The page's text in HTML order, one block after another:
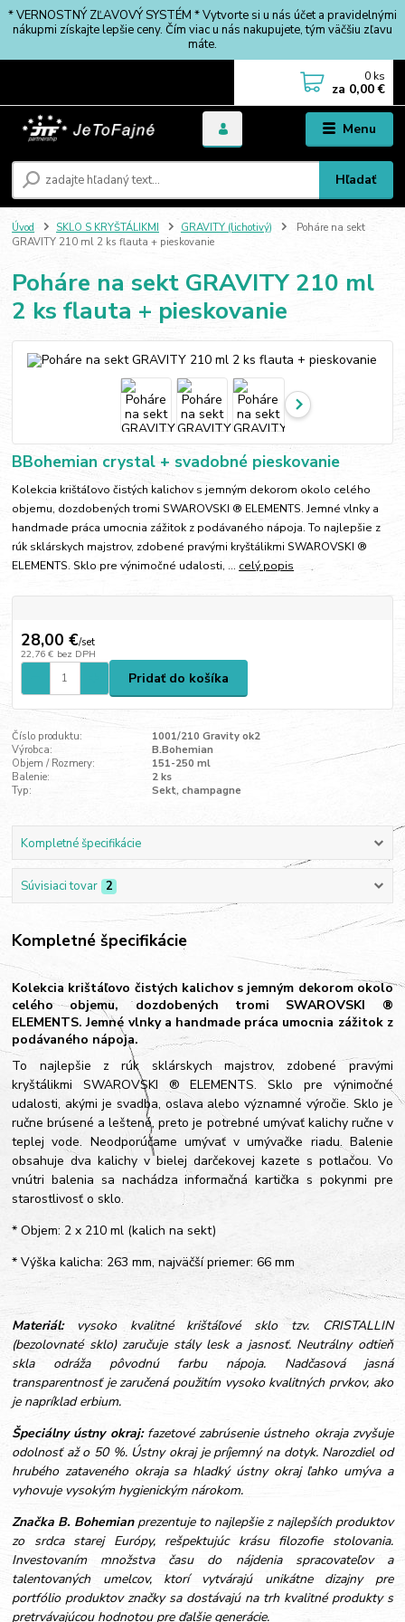
* VERNOSTNÝ ZĽAVOVÝ SYSTÉM * Vytvorte si u nás účet a pravidelnými
nákupmi získajte lepšie ceny. Čím viac u nás nakupujete, tým väčšiu zľavu
máte.
Menu
Hľadať
0 ks
za 0,00 €
Úvod SKLO S KRYŠTÁLIKMI GRAVITY (lichotivý)
Poháre na sekt
GRAVITY 210 ml 2 ks flauta + pieskovanie
Poháre na sekt GRAVITY 210 ml
2 ks flauta + pieskovanie
BBohemian crystal + svadobné pieskovanie
Kolekcia krištáľovo čistých kalichov s jemným dekorom okolo celého
objemu, dozdobených tromi SWAROVSKI ® ELEMENTS. Jemné vlnky a
handmade práca umocnia zážitok z podávaného nápoja. To najlepšie z
rúk sklárskych majstrov, zdobené pravými kryštálikmi SWAROVSKI ®
ELEMENTS. Sklo pre výnimočné udalosti, ... celý popis
28,00 €/set
22,76 € bez DPH
Pridať do košíka
Číslo produktu:
1001/210 Gravity ok2
Výrobca:
B.Bohemian
Objem / Rozmery:
151-250 ml
Balenie:
2 ks
Typ:
Sekt, champagne
Kompletné špecifikácie
Súvisiaci tovar 2
Kompletné špecifikácie
Kolekcia krištáľovo čistých kalichov s jemným dekorom okolo
celého objemu, dozdobených tromi SWAROVSKI ®
ELEMENTS. Jemné vlnky a handmade práca umocnia zážitok z
podávaného nápoja.
To najlepšie z rúk sklárskych majstrov, zdobené pravými
kryštálikmi SWAROVSKI ® ELEMENTS. Sklo pre výnimočné
udalosti, akými je svadba, oslava alebo významné výročie. Sklo je
ručne brúsené a leštené, preto je potrebné umývať kalichy ručne v
teplej vode. Neodporúčame umývať v umývačke riadu. Balenie
obsahuje dva kalichy v bielej darčekovej kazete s potlačou. Vo
vnútri balenia sa nachádza informačná kartička s pokynmi pre
starostlivosť o sklo.
* Objem: 2 x 210 ml (kalich na sekt)
* Výška kalicha: 263 mm, najväčší priemer: 66 mm
Materiál:
vysoko kvalitné krištáľové sklo tzv. CRISTALLIN
(bezolovnaté sklo) zaručuje stály lesk a jasnosť. Neutrálny odtieň
skla odráža pôvodnú farbu nápoja. Nadčasová jasná
transparentnosť je zaručená použitím vysoko kvalitných prvkov, ako
je napríklad erbium.
Špeciálny ústny okraj:fazetové zabrúsenie ústneho okraja zvyšuje
odolnosť až o 50 %. Ústny okraj je príjemný na dotyk. Narozdiel od
hrubého zataveného okraja sa hladký ústny okraj ľahko umýva a
vyhovuje vysokým hygienickým nárokom.
Značka B. Bohemianprezentuje to najlepšie z najlepších produktov
zo srdca starej Európy, rešpektujúc krásu filozofie stolovania.
Investovaním množstva času do nájdenia spracovateľov a
talentovaných umelcov, ktorí vytvárajú unikátne dizajny pre
portfólio produktov značky sa dostávajú na trh kvalitné produkty s
pretrvávajúcou hodnotou pre ďalšie generácie.